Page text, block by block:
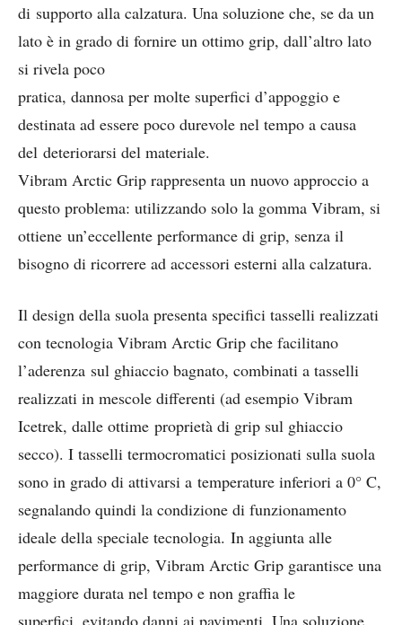
di supporto alla calzatura. Una soluzione che, se da un
lato è in grado di fornire un ottimo grip, dall’altro lato
si rivela poco
pratica, dannosa per molte superfici d’appoggio e
destinata ad essere poco durevole nel tempo a causa
del deteriorarsi del materiale.
Vibram Arctic Grip rappresenta un nuovo approccio a
questo problema: utilizzando solo la gomma Vibram, si
ottiene un’eccellente performance di grip, senza il
bisogno di ricorrere ad accessori esterni alla calzatura.
Il design della suola presenta specifici tasselli realizzati
con tecnologia Vibram Arctic Grip che facilitano
l’aderenza sul ghiaccio bagnato, combinati a tasselli
realizzati in mescole differenti (ad esempio Vibram
Icetrek, dalle ottime proprietà di grip sul ghiaccio
secco). I tasselli termocromatici posizionati sulla suola
sono in grado di attivarsi a temperature inferiori a 0° C,
segnalando quindi la condizione di funzionamento
ideale della speciale tecnologia. In aggiunta alle
performance di grip, Vibram Arctic Grip garantisce una
maggiore durata nel tempo e non graffia le
superfici, evitando danni ai pavimenti. Una soluzione